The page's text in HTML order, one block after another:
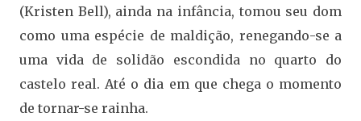
(Kristen Bell), ainda na infância, tomou seu dom
como uma espécie de maldição, renegando-se a
uma vida de solidão escondida no quarto do
castelo real. Até o dia em que chega o momento
de tornar-se rainha.